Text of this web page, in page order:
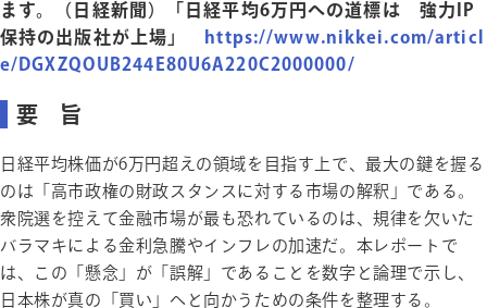
ます。（日経新聞）「日経平均6万円への道標は 強力IP
保持の出版社が上場」
https://www.nikkei.com/articl
e/DGXZQOUB244E80U6A220C2000000/
要 旨
日経平均株価が6万円超えの領域を目指す上で、最大の鍵を握る
のは「高市政権の財政スタンスに対する市場の解釈」である。
衆院選を控えて金融市場が最も恐れているのは、規律を欠いた
バラマキによる金利急騰やインフレの加速だ。本レポートで
は、この「懸念」が「誤解」であることを数字と論理で示し、
日本株が真の「買い」へと向かうための条件を整理する。